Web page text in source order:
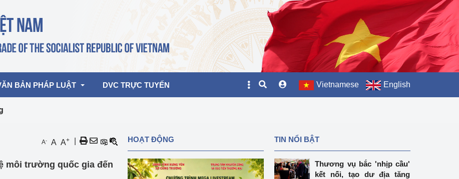
Hoạt động của Lãnh đạo Bộ
2026
BẢN PHÁP LUẬT DVC TRỰC TUYẾN Vietnamese English
A- A A+
môi trường quốc gia đến
HOẠT ĐỘNG TIN NỔI BẬT
Thương vụ bắc 'nhịp cầu'
kết nối, tạo dư địa tăng